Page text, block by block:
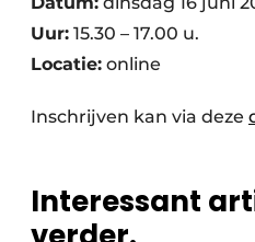
Uur: 15.30 – 17.00 u.
Locatie: online
Inschrijven kan via deze
Interessant